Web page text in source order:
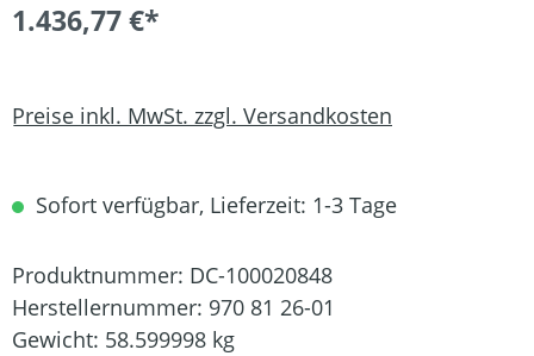
1.436,77 €*
Preise inkl. MwSt. zzgl. Versandkosten
Sofort verfügbar, Lieferzeit: 1-3 Tage
Produktnummer: DC-100020848
Herstellernummer: 970 81 26-01
Gewicht: 58.599998 kg